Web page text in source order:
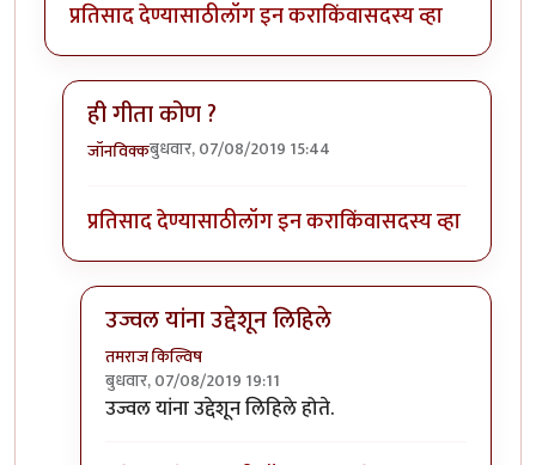
प्रतिसाद देण्यासाठीलॉग इन कराकिंवासदस्य व्हा
ही गीता कोण ?
जॉनविक्कबुधवार, 07/08/2019 15:44
प्रतिसाद देण्यासाठीलॉग इन कराकिंवासदस्य व्हा
उज्वल यांना उद्देशून लिहिले
तमराज किल्विष
बुधवार, 07/08/2019 19:11
In reply toही गीता कोण ?by
उज्वल यांना उद्देशून लिहिले होते.